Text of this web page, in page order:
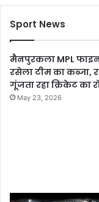
Sport News
मैनपुरकला MPL
रसेला टीम का कब्जा,
गूंजता रहा क्रिकेट का
May 23, 2026